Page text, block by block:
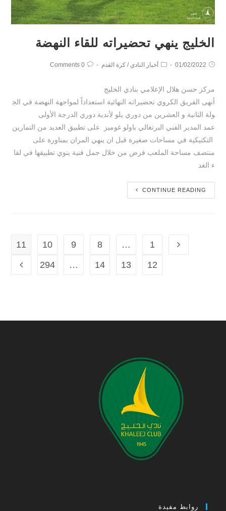
الخليج ينهي تحضيراته للقاء النهضة
01/02/2022 أخبار النادي / كرة القدم 0 Comments
مركز حسن هلال الإعلامي بنادي الخليج
أنهى الفريق الكروي تحضيراته النهائية استعداداً لمواجهة النهضة في الج
ولة الثانية و العشرين من دوري يلو لأندية دوري الدرجة الأولى
عمد المدير الفني البرتغالي باولو غوميز على تطبيق العديد من التمارين
التكتيكية في مساحات صغيرة قبل ان ينهي المران بمناورة على
منتصف مساحة الملعب فرض من خلال جمل فنية ينوي تطبيقها في لقا
ء الغد
CONTINUE READING
1
…
8
9
10
11
12
13
14
…
294
روابط مفيدة